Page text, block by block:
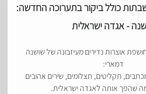
כולל ביקור בתערוכה החדשה:
- אגדה ישראלית
אוצרות נדירים מעיזבונה של שושנה
דמארי:
תקליטים, תצלומים, שירים אהובים
שהפך אותה לאגדה ישראלית.